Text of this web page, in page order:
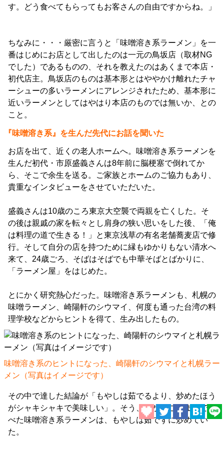
す。どう食べてもらってもお客さんの自由ですからね。」
ちなみに・・・厳密に言うと「味噌溶き系ラーメン」を一
番はじめにお店として出したのは一元の鳥坂店（取材NG
でした）であるものの、それを教えたのはあくまで本店・
初代店主。鳥坂店のものは基本形とはややかけ離れたチャ
ーシューの多いラーメンにアレンジされたため、基本形に
近いラーメンとしてはやはり本店のものでは無いか、との
こと。
『味噌溶き系』を生んだ先代にお話を聞いた
お店を出て、近くの老人ホームへ。味噌溶き系ラーメンを
生んだ初代・市原盛義さんは8年前に脳梗塞で倒れてか
ら、そこで余生を送る。ご家族とホームのご協力もあり、
貴重なインタビューをさせていただいた。
盛義さんは10歳のころ東京大空襲で両親を亡くした。そ
の後は親戚の家を転々とし肩身の狭い思いをした後、「俺
は料理の道で生きる！」と東京浅草の有名老舗蕎麦店で修
行。そして自分の店を持つために縁もゆかりもない清水へ
来て、24歳ごろ、そばはそばでも中華そばとばかりに、
「ラーメン屋」をはじめた。
とにかく研究熱心だった。味噌溶き系ラーメンも、札幌の
味噌ラーメン、崎陽軒のシウマイ、何度も通った台湾の料
理学校などからヒントを得て、生み出したもの。
味噌溶き系のヒントになった、崎陽軒のシウマイと札幌ラー
メン（写真はイメージです）
その中で達した結論が「もやしは茹でるより、炒めたほう
がシャキシャキで美味しい」。そう、確かにここまでで食
べた味噌溶き系ラーメンは、もやしは茹でずに炒めてい
た。